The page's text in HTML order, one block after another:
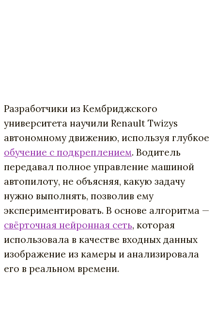
Разработчики из Кембриджского
университета научили Renault Twizys
автономному движению, используя глубкое
обучение с подкреплением. Водитель
передавал полное управление машиной
автопилоту, не объясняя, какую задачу
нужно выполнять, позволив ему
экспериментировать. В основе алгоритма —
свёрточная нейронная сеть, которая
использовала в качестве входных данных
изображение из камеры и анализировала
его в реальном времени.